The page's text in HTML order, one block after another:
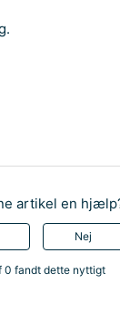
artikel en
Nej
0 fandt dette nyttigt